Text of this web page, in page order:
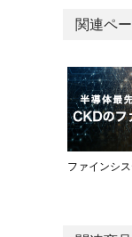
関連ペ
ファインシ